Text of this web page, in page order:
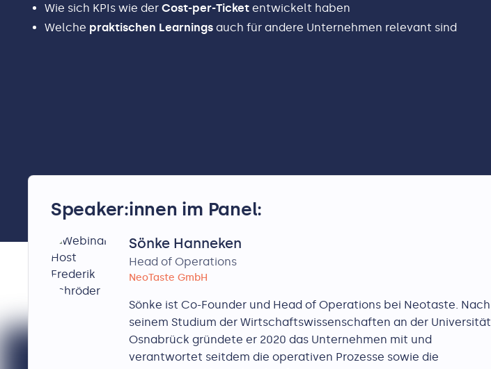
Wie sich KPIs wie der Cost-per-Ticket entwickelt haben
Welche praktischen Learnings auch für andere Unternehmen relevant sind
Speaker:innen im Panel:
Sönke Hanneken
Head of Operations
NeoTaste GmbH
Sönke ist Co-Founder und Head of Operations bei Neotaste. Nach
seinem Studium der Wirtschaftswissenschaften an der Universität
Osnabrück gründete er 2020 das Unternehmen mit und
verantwortet seitdem die operativen Prozesse sowie die